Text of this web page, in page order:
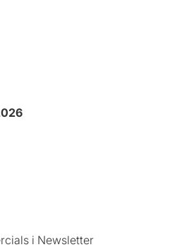
i Newsletter